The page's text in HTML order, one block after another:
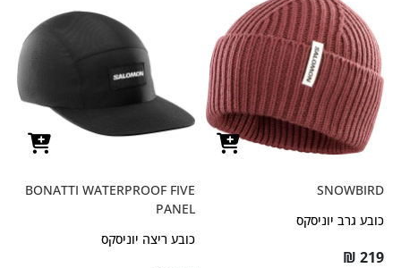
SNOWBIRD
כובע גרב יוניסקס
₪ 219
BONATTI WATERPROOF FIVE
PANEL
כובע ריצה יוניסקס